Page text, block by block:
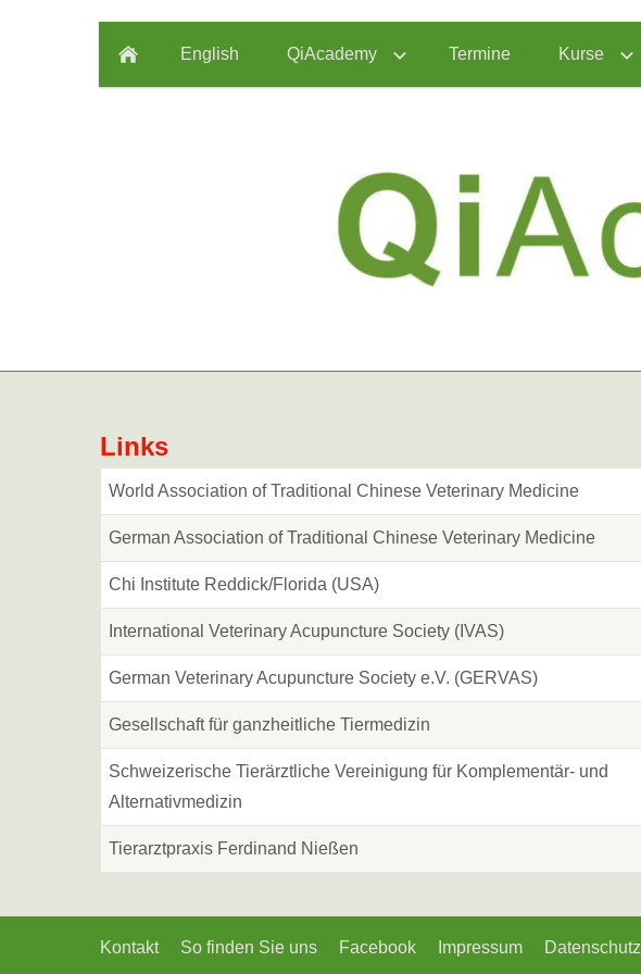
English QiAcademy Termine Kurse
Links
World Association of Traditional Chinese Veterinary Medicine
German Association of Traditional Chinese Veterinary Medicine
Chi Institute Reddick/Florida (USA)
International Veterinary Acupuncture Society (IVAS)
German Veterinary Acupuncture Society e.V. (GERVAS)
Gesellschaft für ganzheitliche Tiermedizin
Schweizerische Tierärztliche Vereinigung für Komplementär- und
Alternativmedizin
Tierarztpraxis Ferdinand Nießen
Kontakt So finden Sie uns Facebook Impressum Datenschutz